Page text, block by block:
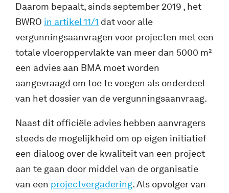
Daarom bepaalt, sinds september 2019 , het
BWRO in artikel 11/1 dat voor alle
vergunningsaanvragen voor projecten met een
totale vloeroppervlakte van meer dan 5000 m²
een advies aan BMA moet worden
aangevraagd om toe te voegen als onderdeel
van het dossier van de vergunningsaanvraag.
Naast dit officiële advies hebben aanvragers
steeds de mogelijkheid om op eigen initiatief
een dialoog over de kwaliteit van een project
aan te gaan door middel van de organisatie
van een projectvergadering. Als opvolger van